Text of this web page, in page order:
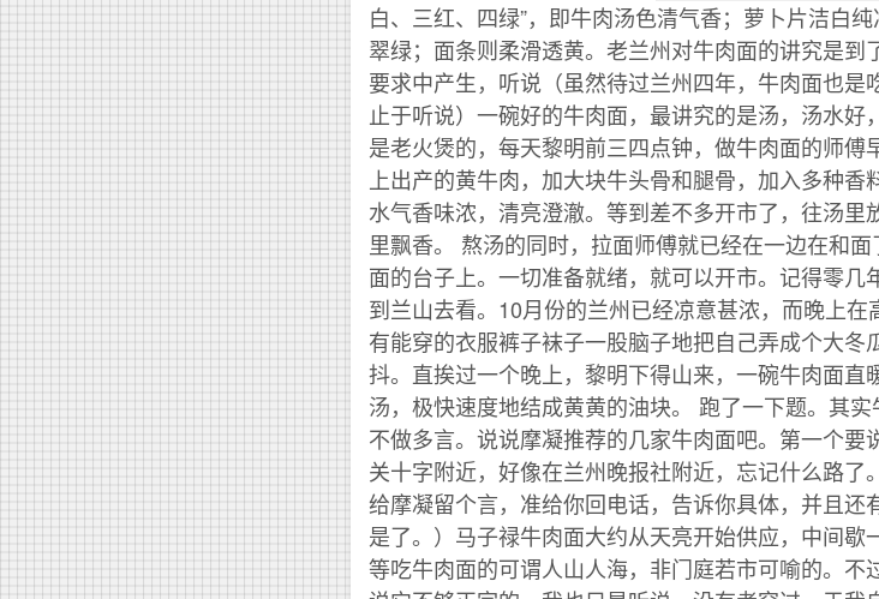
白、三红、四绿”，即牛肉汤色清气香；萝卜片洁白
翠绿；面条则柔滑透黄。老兰州对牛肉面的讲究是
要求中产生，听说（虽然待过兰州四年，牛肉面也
止于听说）一碗好的牛肉面，最讲究的是汤，汤水
是老火煲的，每天黎明前三四点钟，做牛肉面的师
上出产的黄牛肉，加大块牛头骨和腿骨，加入多种
水气香味浓，清亮澄澈。等到差不多开市了，往汤
里飘香。 熬汤的同时，拉面师傅就已经在一边在和
面的台子上。一切准备就绪，就可以开市。记得零
到兰山去看。10月份的兰州已经凉意甚浓，而晚上
有能穿的衣服裤子袜子一股脑子地把自己弄成个大
抖。直挨过一个晚上，黎明下得山来，一碗牛肉面直
汤，极快速度地结成黄黄的油块。 跑了一下题。其
不做多言。说说摩凝推荐的几家牛肉面吧。第一个
关十字附近，好像在兰州晚报社附近，忘记什么路
给摩凝留个言，准给你回电话，告诉你具体，并且
是了。）马子禄牛肉面大约从天亮开始供应，中间
等吃牛肉面的可谓人山人海，非门庭若市可喻的。